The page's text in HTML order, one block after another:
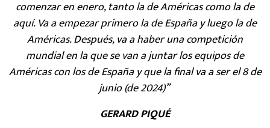
comenzar en enero, tanto la de Américas como la de
aquí. Va a empezar primero la de España y luego la de
Américas. Después, va a haber una competición
mundial en la que se van a juntar los equipos de
Américas con los de España y que la final va a ser el 8 de
junio (de 2024)”
GERARD PIQUÉ